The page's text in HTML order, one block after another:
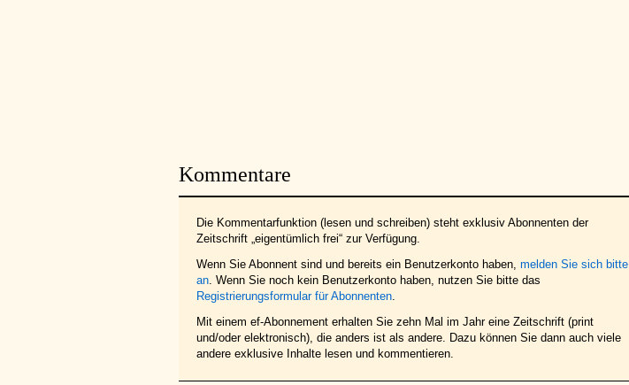
Kommentare
Die Kommentarfunktion (lesen und schreiben) steht exklusiv Abonnenten der
Zeitschrift „eigentümlich frei“ zur Verfügung.
Wenn Sie Abonnent sind und bereits ein Benutzerkonto haben, melden Sie sich bitte
an. Wenn Sie noch kein Benutzerkonto haben, nutzen Sie bitte das
Registrierungsformular für Abonnenten.
Mit einem ef-Abonnement erhalten Sie zehn Mal im Jahr eine Zeitschrift (print
und/oder elektronisch), die anders ist als andere. Dazu können Sie dann auch viele
andere exklusive Inhalte lesen und kommentieren.